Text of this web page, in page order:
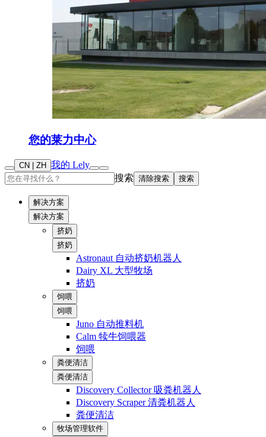
您的莱力中心
CN | ZH 我的 Lely
搜索 清除搜索 搜索
解决方案
解决方案
挤奶
挤奶
Astronaut 自动挤奶机器人
Dairy XL 大型牧场
挤奶
饲喂
饲喂
Juno 自动推料机
Calm 犊牛饲喂器
饲喂
粪便清洁
粪便清洁
Discovery Collector 吸粪机器人
Discovery Scraper 清粪机器人
粪便清洁
牧场管理软件